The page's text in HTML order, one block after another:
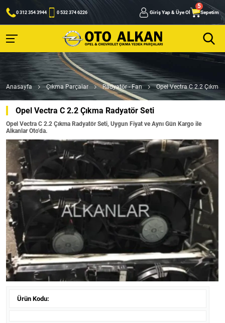
0 312 354 3944 0 532 374 6226 Giriş Yap & Üye Ol Sepetim
Anasayfa Çıkma Parçalar Radyatör - Fan Opel Vectra C 2.2 Çıkma
Opel Vectra C 2.2 Çıkma Radyatör Seti
Opel Vectra C 2.2 Çıkma Radyatör Seti, Uygun Fiyat ve Aynı Gün Kargo ile
Alkanlar Oto'da.
Ürün Kodu: